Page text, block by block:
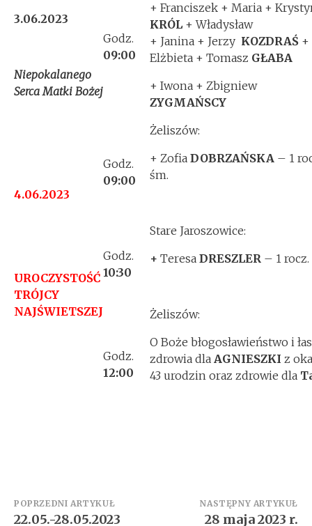
3.06.2023
Niepokalanego
Serca Matki Bożej
Godz.
09:00
+ Franciszek + Maria +
KRÓL + Władysław
+ Janina + Jerzy KOZDRAŚ +
Elżbieta + Tomasz GŁABA
+ Iwona + Zbigniew
ZYGMAŃSCY
4.06.2023
UROCZYSTOŚĆ
TRÓJCY
NAJŚWIETSZEJ
Godz.
09:00
Żeliszów:
+ Zofia DOBRZAŃSKA – 1
śm.
Godz.
10:30
Stare Jaroszowice:
+ Teresa DRESZLER – 1 rocz.
Godz.
12:00
Żeliszów:
O Boże błogosławieństwo i
zdrowia dla AGNIESZKI z
43 urodzin oraz zdrowie dla
Zobacz
POPRZEDNI ARTYKUŁ
22.05.-28.05.2023
NASTĘPNY ARTYKUŁ
28 maja 2023 r.